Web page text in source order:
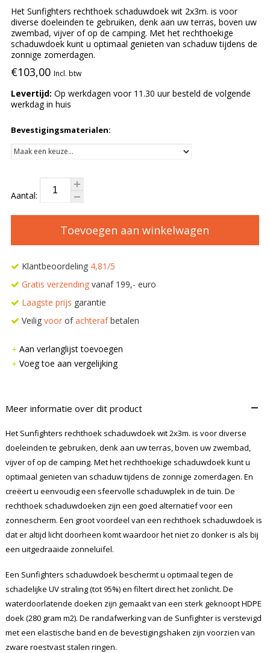
Het Sunfighters rechthoek schaduwdoek wit 2x3m. is voor
diverse doeleinden te gebruiken, denk aan uw terras, boven uw
zwembad, vijver of op de camping. Met het rechthoekige
schaduwdoek kunt u optimaal genieten van schaduw tijdens de
zonnige zomerdagen.
€103,00 Incl. btw
Levertijd: Op werkdagen voor 11.30 uur besteld de volgende
werkdag in huis
Bevestigingsmaterialen:
Aantal:
Toevoegen aan winkelwagen
Klantbeoordeling 4,81/5
Gratis verzendingvanaf 199,- euro
Laagste prijs garantie
Veilig voorofachterafbetalen
Aan verlanglijst toevoegen
Voeg toe aan vergelijking
Meer informatie over dit product –
Het Sunfighters rechthoek schaduwdoek wit 2x3m. is voor diverse
doeleinden te gebruiken, denk aan uw terras, boven uw zwembad,
vijver of op de camping. Met het rechthoekige schaduwdoek kunt u
optimaal genieten van schaduw tijdens de zonnige zomerdagen. En
creëert u eenvoudig een sfeervolle schaduwplek in de tuin. De
rechthoek schaduwdoeken zijn een goed alternatief voor een
zonnescherm. Een groot voordeel van een rechthoek schaduwdoek is
dat er altijd licht doorheen komt waardoor het niet zo donker is als bij
een uitgedraaide zonneluifel.
Een Sunfighters schaduwdoek beschermt u optimaal tegen de
schadelijke UV straling (tot 95%) en filtert direct het zonlicht. De
waterdoorlatende doeken zijn gemaakt van een sterk geknoopt HDPE
doek (280 gram m2). De randafwerking van de Sunfighter is verstevigd
met een elastische band en de bevestigingshaken zijn voorzien van
zware roestvast stalen ringen.